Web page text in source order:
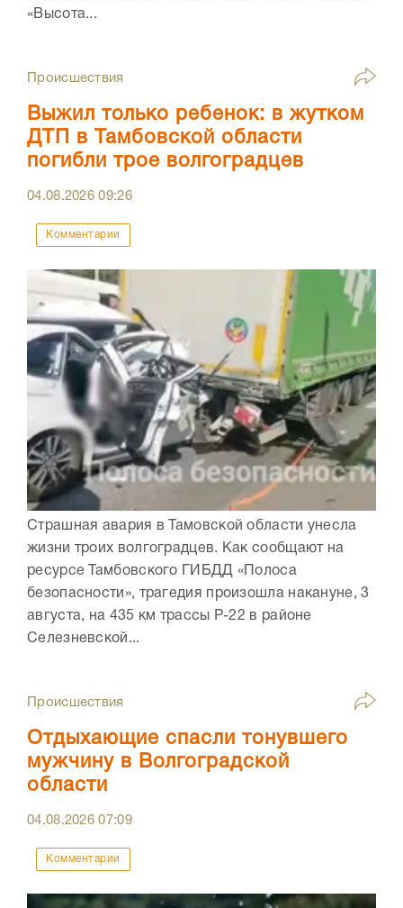
«Высота...
Происшествия
Выжил только ребенок: в жутком
ДТП в Тамбовской области
погибли трое волгоградцев
04.08.202609:26
Комментарии
Страшная авария в Тамовской области унесла
жизни троих волгоградцев. Как сообщают на
ресурсе Тамбовского ГИБДД «Полоса
безопасности», трагедия произошла накануне, 3
августа, на 435 км трассы Р-22 в районе
Селезневской...
Происшествия
Отдыхающие спасли тонувшего
мужчину в Волгоградской
области
04.08.202607:09
Комментарии